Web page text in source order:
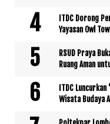
ITDC Dorong
Yayasan Owl
RSUD Praya
Ruang Aman
ITDC
Wisata Budaya